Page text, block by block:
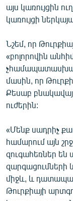
այս կառույցին
կառույցի
Նշեմ, որ
«բոլորովին
մասին, որ
Քեսաբ
ուժերին:
«Մենք սադրիչ
համարում այն
զուգահեռներ են
զարգացումների
միջև, և
Թուրքիայի